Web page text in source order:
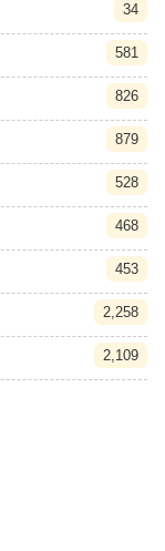
34
581
826
879
528
468
453
2,258
2,109